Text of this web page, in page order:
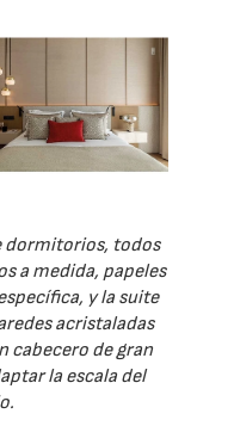
dormitorios, todos
a medida, papeles
y la suite
acristaladas
cabecero de gran
la escala del